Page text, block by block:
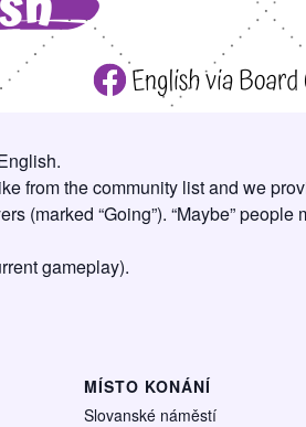
from the community list and we
(marked “Going”). “Maybe”
gameplay).
MÍSTO KONÁNÍ
Slovanské náměstí